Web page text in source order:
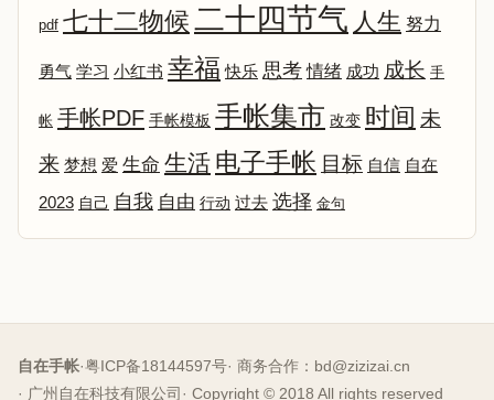
pdf 七十二物候二十四节气 人生 努力
勇气 学习 小红书 幸福 快乐 思考 情绪 成功 成长 手
帐 手帐PDF 手帐模板 手帐集市 改变 时间 未
来 梦想 爱 生命 生活 电子手帐 目标 自信 自在
2023 自己 自我 自由 行动 过去 选择 金句
自在手帐·粤ICP备18144597号· 商务合作： bd@zizizai.cn
· 广州自在科技有限公司 · Copyright © 2018 All rights reserved